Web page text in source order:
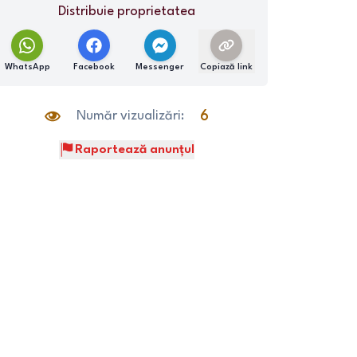
Distribuie proprietatea
WhatsApp Facebook Messenger Copiază link
Număr vizualizări: 6
Raportează anunțul